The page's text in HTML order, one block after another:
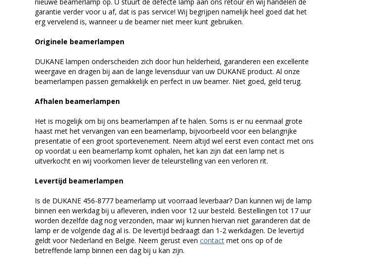
garantie verder voor u af, dat is pas service! Wij begrijpen namelijk heel goed dat het
erg vervelend is, wanneer u de beamer niet meer kunt gebruiken.
Originele beamerlampen
DUKANE lampen onderscheiden zich door hun helderheid, garanderen een excellente
weergave en dragen bij aan de lange levensduur van uw DUKANE product. Al onze
beamerlampen passen gemakkelijk en perfect in uw beamer. Niet goed, geld terug.
Afhalen beamerlampen
Het is mogelijk om bij ons beamerlampen af te halen. Soms is er nu eenmaal grote
haast met het vervangen van een beamerlamp, bijvoorbeeld voor een belangrijke
presentatie of een groot sportevenement. Neem altijd wel eerst even contact met ons
op voordat u een beamerlamp komt ophalen, het kan zijn dat een lamp net is
uitverkocht en wij voorkomen liever de teleurstelling van een verloren rit.
Levertijd beamerlampen
Is de DUKANE 456-8777 beamerlamp uit voorraad leverbaar? Dan kunnen wij de lamp
binnen een werkdag bij u afleveren, indien voor 12 uur besteld. Bestellingen tot 17 uur
worden dezelfde dag nog verzonden, maar wij kunnen hiervan niet garanderen dat de
lamp er de volgende dag al is. De levertijd bedraagt dan 1-2 werkdagen. De levertijd
geldt voor Nederland en België. Neem gerust even contact met ons op of de
betreffende lamp binnen een dag bij u kan zijn.